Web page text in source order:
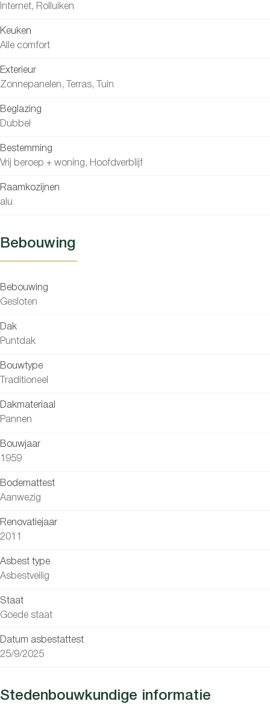
Internet, Rolluiken
Keuken
Alle comfort
Exterieur
Zonnepanelen, Terras, Tuin
Beglazing
Dubbel
Bestemming
Vrij beroep + woning, Hoofdverblijf
Raamkozijnen
alu
Bebouwing
Bebouwing
Gesloten
Dak
Puntdak
Bouwtype
Traditioneel
Dakmateriaal
Pannen
Bouwjaar
1959
Bodemattest
Aanwezig
Renovatiejaar
2011
Asbest type
Asbestveilig
Staat
Goede staat
Datum asbestattest
25/9/2025
Stedenbouwkundige informatie